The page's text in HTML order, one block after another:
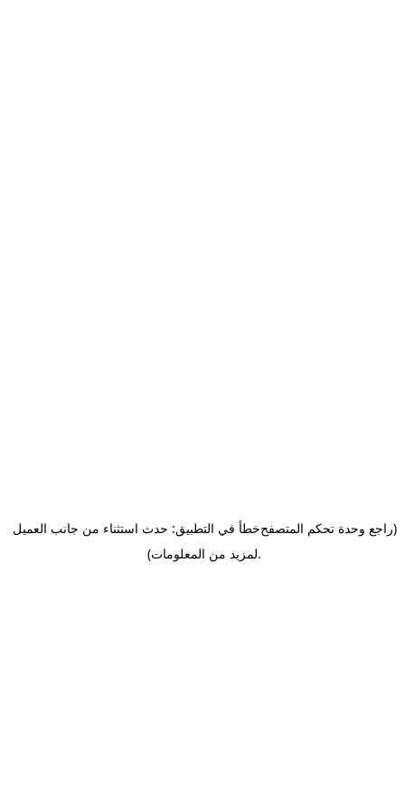
خطأ في التطبيق: حدث استثناء من جانب العميل(راجع وحدة تحكم المتصفح
لمزيد من المعلومات).